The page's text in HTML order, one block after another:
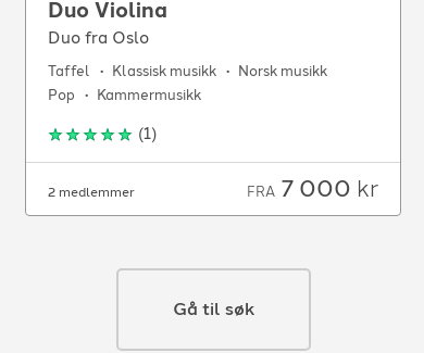
Duo Violina
Duo fra Oslo
Taffel Klassisk musikk
Norsk musikk
Pop
Kammermusikk
(1)
2 medlemmer FRA 7 000 kr
Gå til søk